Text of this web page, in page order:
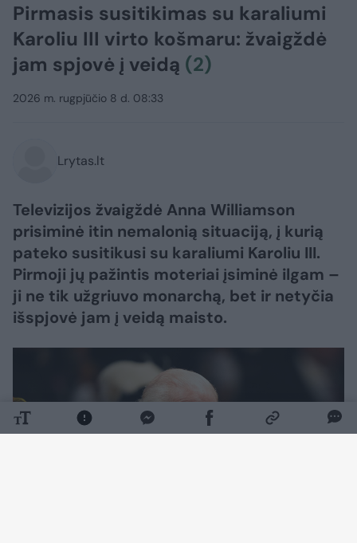
Pirmasis susitikimas su karaliumi
Karoliu III virto košmaru: žvaigždė
jam spjovė į veidą (2)
2026 m. rugpjūčio 8 d. 08:33
Lrytas.lt
Televizijos žvaigždė Anna Williamson
prisiminė itin nemalonią situaciją, į kurią
pateko susitikusi su karaliumi Karoliu III.
Pirmoji jų pažintis moteriai įsiminė ilgam –
ji ne tik užgriuvo monarchą, bet ir netyčia
išspjovė jam į veidą maisto.